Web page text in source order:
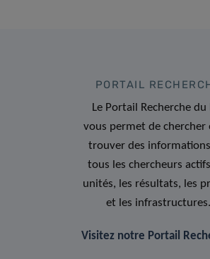
PORTAIL
Le Portail Recherche du
vous permet de chercher
trouver des
tous les chercheurs
unités, les résultats, les
et les infrastructures.
Visitez notre Portail